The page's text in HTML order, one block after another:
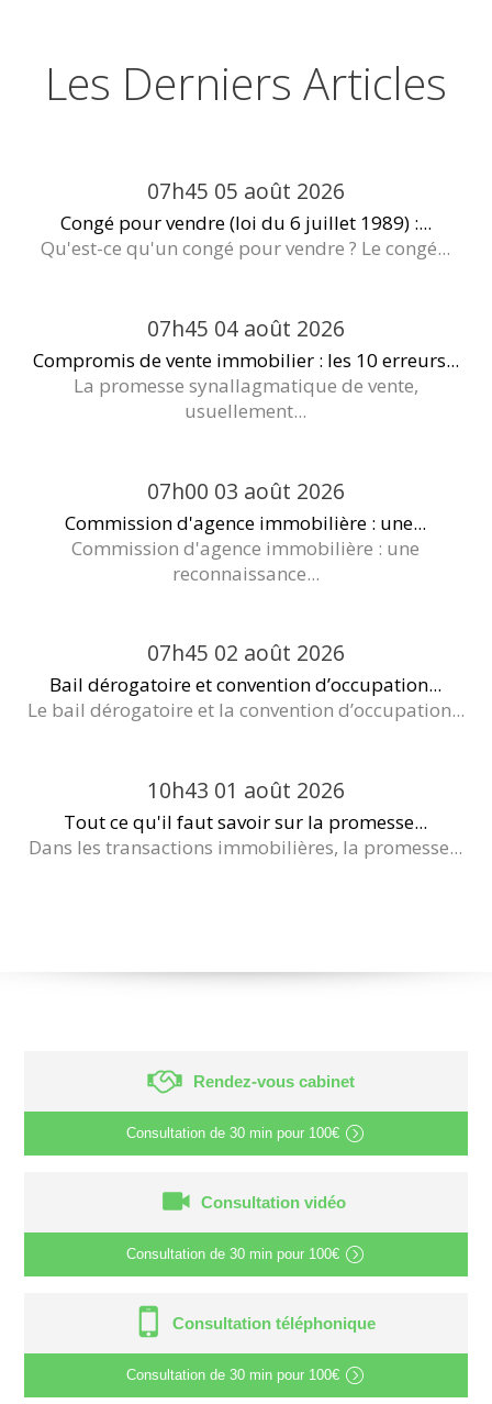
Les Derniers Articles
07h45 05 août 2026
Congé pour vendre (loi du 6 juillet 1989) :...
Qu'est-ce qu'un congé pour vendre ? Le congé...
07h45 04 août 2026
Compromis de vente immobilier : les 10 erreurs...
La promesse synallagmatique de vente,
usuellement...
07h00 03 août 2026
Commission d'agence immobilière : une...
Commission d'agence immobilière : une
reconnaissance...
07h45 02 août 2026
Bail dérogatoire et convention d’occupation...
Le bail dérogatoire et la convention d’occupation...
10h43 01 août 2026
Tout ce qu'il faut savoir sur la promesse...
Dans les transactions immobilières, la promesse...
Rendez-vous cabinet
Consultation de 30 min pour 100€
Consultation vidéo
Consultation de 30 min pour 100€
Consultation téléphonique
Consultation de 30 min pour 100€